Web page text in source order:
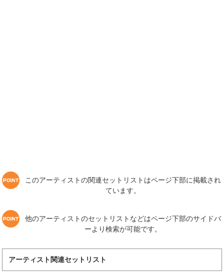
このアーティストの関連セットリストはページ下部に掲載され
ています。
他のアーティストのセットリストなどはページ下部のサイドバ
ーより検索が可能です。
アーティスト関連セットリスト